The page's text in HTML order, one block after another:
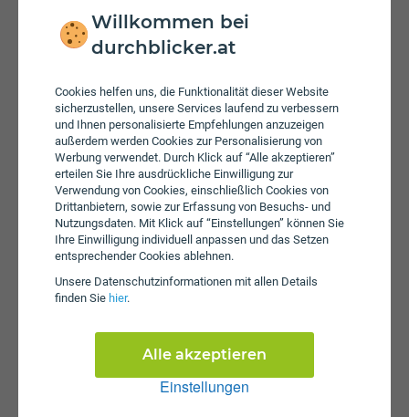
Willkommen bei
durchblicker.at
Cookies helfen uns, die Funktionalität dieser Website
sicherzustellen, unsere Services laufend zu verbessern
und Ihnen personalisierte Empfehlungen anzuzeigen
außerdem werden Cookies zur Personalisierung von
Werbung verwendet. Durch Klick auf “Alle akzeptieren”
erteilen Sie Ihre ausdrückliche Einwilligung zur
Verwendung von Cookies, einschließlich Cookies von
Drittanbietern, sowie zur Erfassung von Besuchs- und
Nutzungsdaten. Mit Klick auf “Einstellungen” können Sie
Ihre Einwilligung individuell anpassen und das Setzen
entsprechender Cookies ablehnen.
Unsere Daten­schutz­informationen mit allen Details
finden Sie hier.
Einstellungen
Alle akzeptieren
B.free S Wertkarte
Vertragstarife
A1 Cube Internet 100 Flex
A1 Cube Internet 150 Flex
A1 Cube Internet 50 Flex
A1 Youth Cube
A1 Cube Internet 150
A1 Cube Internet 250
A1 Cube Internet 50
A1 Cube Internet 500
SIMply Data L
SIMply Data XS
Wertkartentarife